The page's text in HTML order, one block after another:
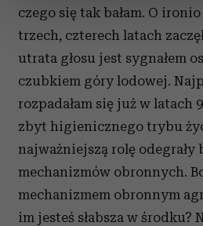
sekcji szczegółów
. W
zmienić lub wycofać swoją
Wykorzystujemy pliki cookie do
i reklam, aby oferować funkcje
analizować ruch w naszej
korzystasz z naszej witryny,
społecznościowym,
Partnerzy mogą połączyć te
otrzymanymi od Ciebie lub
korzystania z ich usług.
czego się tak bałam. O
trzech, czterech latach
utrata głosu jest sygnałem
czubkiem góry lodowej.
rozpadałam się już w latach
zbyt higienicznego trybu
najważniejszą rolę
mechanizmów obronnych.
mechanizmem obronnym
im jesteś słabsza w